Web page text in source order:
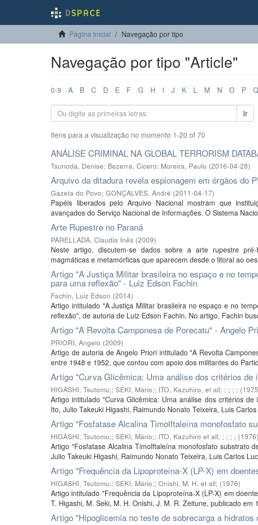
Página inicial Navegação por tipo
Navegação por tipo "Article"
0-9 A B C D E F G H I J K L M N O P Q
Ir
Itens para a visualização no momento 1-20 of 70
ANÁLISE CRIMINAL NA GLOBAL TERRORISM
Tsunoda, Denise; Bezerra, Cicero; Moreira, Paulo (2016-04-28)
Arquivo da ditadura revela espionagem em órgãos do
Gazeta do Povo; GONÇALVES, André (2011-04-17)
Papéis liberados pelo Arquivo Nacional mostram que
avançados do Serviço Nacional de Informações. O Sistema
Arte Rupestre no Paraná
PARELLADA, Claudia Inês (2009)
Neste artigo, discutem-se dados sobre a arte rupestre
magmáticas e metamórficas que aparecem desde o litoral ao
Artigo "A Justiça Militar brasileira no espaço e no
para uma reflexão" - Luiz Edson Fachin
Fachin, Luiz Edson (2014)
Artigo intitulado "A Justiça Militar brasileira no espaço e no
reflexão", de autoria de Luiz Edson Fachin. No artigo, Fachin
Artigo "A Revolta Camponesa de Porecatu" - Angelo
PRIORI, Angelo (2009)
Artigo de autoria de Angelo Priori intitulado "A Revolta
entre 1948 e 1952, que contou com apoio dos militantes do
Artigo "Curva Glicêmica: Uma análise dos critérios de
HIGASHI, Tsutomu;; SEKI, Mário;; ITO, Kazuhiro, et all; ; ; ; ; (1975
Artigo intitulado "Curva Glicêmica: Uma análise dos critérios
Ito, Julio Takeuki Higashi, Raimundo Nonato Teixeira, Luis
Artigo "Fosfatase Alcalina Timolftaleína monofosfato
HIGASHI, Tsutomu;; SEKI, Mário;; ITO, Kazuhiro et all; ; ; ; ; (1976)
Artigo "Fosfatase Alcalina Timolftaleína monofosfato substrato
Julio Takeuki Higashi, Raimundo Nonato Teixeira, Luis Carlos
Artigo "Frequência da Lipoproteína-X (LP-X) em
HIGASHI, Tsutomu;; SEKI, Mário;; Onishi, M. H. et all; (1976)
Artigo intitulado "Frequência da Lipoproteína-X (LP-X) em
T. Higashi, M. Seki, M. H. Onishi, J. M. R. Zeitune, publicado em
Artigo "Hipoglicemia no teste de sobrecarga a hidratos